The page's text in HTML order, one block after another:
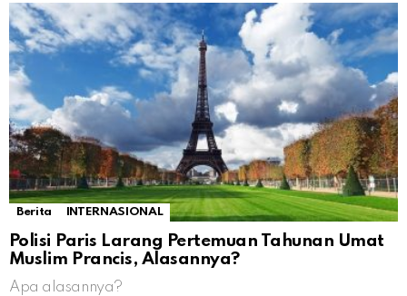
Berita INTERNASIONAL
Polisi Paris Larang Pertemuan Tahunan Umat
Muslim Prancis, Alasannya?
Apa alasannya?